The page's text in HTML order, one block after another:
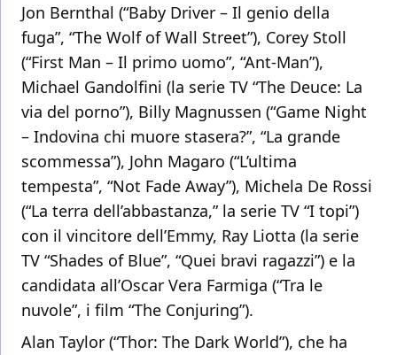
Jon Bernthal (“Baby Driver – Il genio della
fuga”, “The Wolf of Wall Street”), Corey Stoll
(“First Man – Il primo uomo”, “Ant-Man”),
Michael Gandolfini (la serie TV “The Deuce: La
via del porno”), Billy Magnussen (“Game Night
– Indovina chi muore stasera?”, “La grande
scommessa”), John Magaro (“L’ultima
tempesta”, “Not Fade Away”), Michela De Rossi
(“La terra dell’abbastanza,” la serie TV “I topi”)
con il vincitore dell’Emmy, Ray Liotta (la serie
TV “Shades of Blue”, “Quei bravi ragazzi”) e la
candidata all’Oscar Vera Farmiga (“Tra le
nuvole”, i film “The Conjuring”).
Alan Taylor (“Thor: The Dark World”), che ha